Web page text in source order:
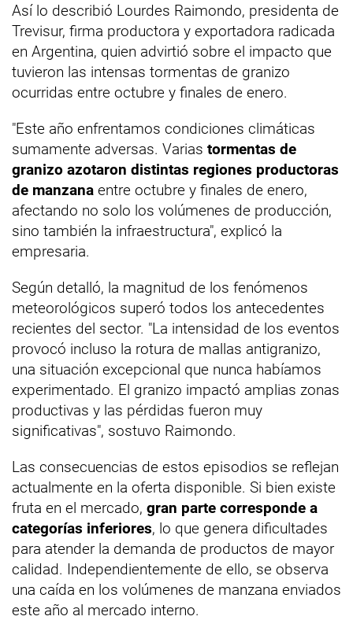
Así lo describió Lourdes Raimondo, presidenta de
Trevisur, firma productora y exportadora radicada
en Argentina, quien advirtió sobre el impacto que
tuvieron las intensas tormentas de granizo
ocurridas entre octubre y finales de enero.
"Este año enfrentamos condiciones climáticas
sumamente adversas. Varias tormentas de
granizo azotaron distintas regiones productoras
de manzana entre octubre y finales de enero,
afectando no solo los volúmenes de producción,
sino también la infraestructura", explicó la
empresaria.
Según detalló, la magnitud de los fenómenos
meteorológicos superó todos los antecedentes
recientes del sector. "La intensidad de los eventos
provocó incluso la rotura de mallas antigranizo,
una situación excepcional que nunca habíamos
experimentado. El granizo impactó amplias zonas
productivas y las pérdidas fueron muy
significativas", sostuvo Raimondo.
Las consecuencias de estos episodios se reflejan
actualmente en la oferta disponible. Si bien existe
fruta en el mercado, gran parte corresponde a
categorías inferiores, lo que genera dificultades
para atender la demanda de productos de mayor
calidad. Independientemente de ello, se observa
una caída en los volúmenes de manzana enviados
este año al mercado interno.